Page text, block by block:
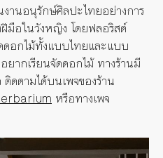
านอนุรักษ์ศิลปะไทยอย่างการ
มือในวังหญิง โดยฟลอริสต์
ดอกไม้ทั้งแบบไทยและแบบ
ยากเรียนจัดดอกไม้ ทางร้านมี
ติดตามได้บนเพจของร้าน
หรือทางเพจ